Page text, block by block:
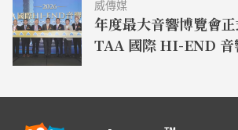
威傳媒
年度最大音響博覽會
TAA 國際 HI-END 音